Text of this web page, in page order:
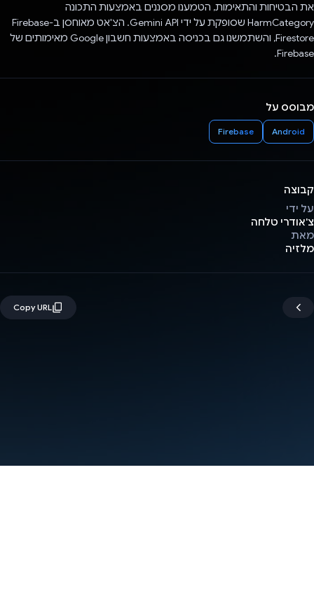
את הבטיחות והתאימות, הטמענו מסננים באמצעות התכונה
HarmCategory שסופקת על ידי Gemini API. הצ'אט מאוחסן ב-Firebase
Firestore, והשתמשנו גם בכניסה באמצעות חשבון Google מאימותים של
Firebase.
מבוסס על
Android
Firebase
קבוצה
על ידי
צ'אודרי טלחה
מאת
מלזיה